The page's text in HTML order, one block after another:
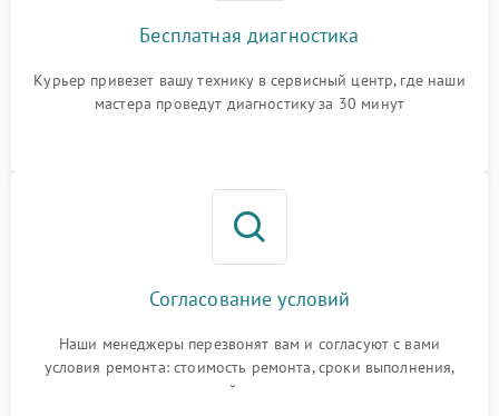
Бесплатная диагностика
Курьер привезет вашу технику в сервисный центр, где наши
мастера проведут диагностику за 30 минут
Согласование условий
Наши менеджеры перезвонят вам и согласуют с вами
условия ремонта: стоимость ремонта, сроки выполнения,
гарантийные условия